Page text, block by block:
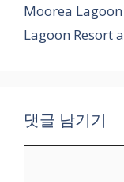
Moorea
Lagoon Resort
댓글 남기기